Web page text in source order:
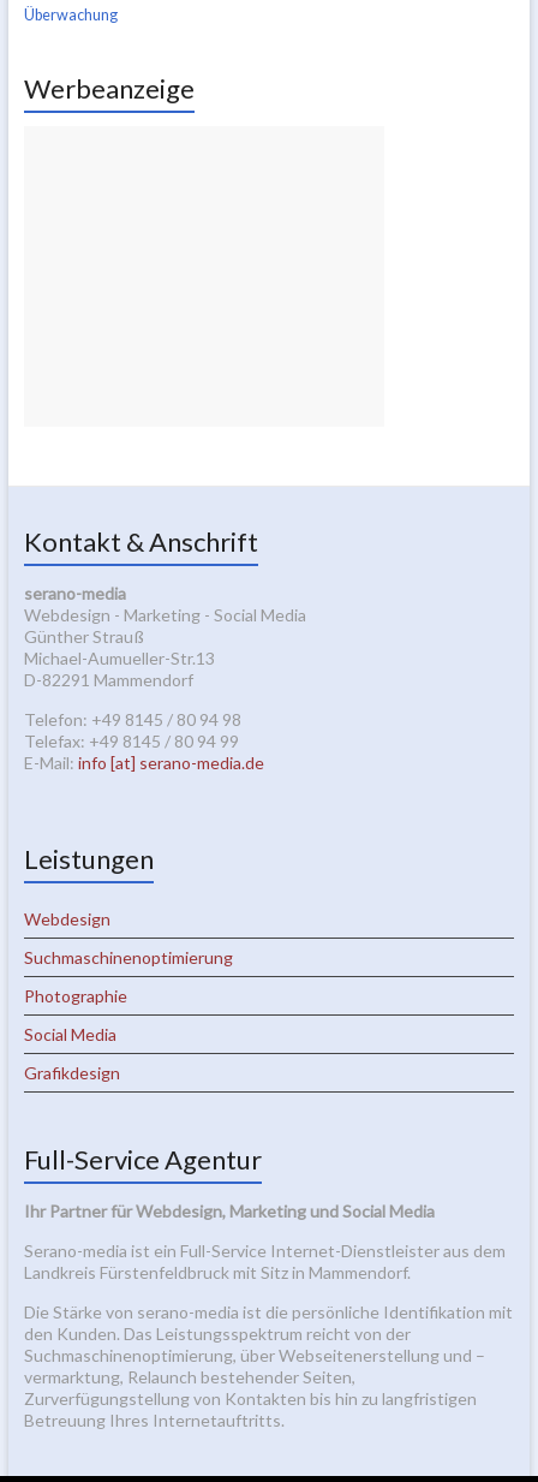
Überwachung
Werbeanzeige
Kontakt & Anschrift
serano-media
Webdesign - Marketing - Social Media
Günther Strauß
Michael-Aumueller-Str.13
D-82291 Mammendorf
Telefon: +49 8145 / 80 94 98
Telefax: +49 8145 / 80 94 99
E-Mail: info [at] serano-media.de
Leistungen
Webdesign
Suchmaschinenoptimierung
Photographie
Social Media
Grafikdesign
Full-Service Agentur
Ihr Partner für Webdesign, Marketing und Social Media
Serano-media ist ein Full-Service Internet-Dienstleister aus dem
Landkreis Fürstenfeldbruck mit Sitz in Mammendorf.
Die Stärke von serano-media ist die persönliche Identifikation mit
den Kunden. Das Leistungsspektrum reicht von der
Suchmaschinenoptimierung, über Webseitenerstellung und –
vermarktung, Relaunch bestehender Seiten,
Zurverfügungstellung von Kontakten bis hin zu langfristigen
Betreuung Ihres Internetauftritts.